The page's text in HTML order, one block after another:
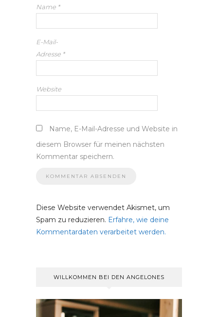
Name *
E-Mail-
Adresse *
Website
Name, E-Mail-Adresse und Website in
diesem Browser für meinen nächsten
Kommentar speichern.
Diese Website verwendet Akismet, um
Spam zu reduzieren. Erfahre, wie deine
Kommentardaten verarbeitet werden.
WILLKOMMEN BEI DEN ANGELONES